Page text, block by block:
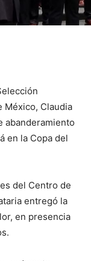
México, Claudia
abanderamiento
en la Copa del
del Centro de
entregó la
en presencia